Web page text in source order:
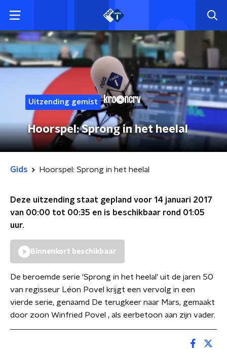
Uitzending gemist
Hoorspel: Sprong in het heelal
Gids Hoorspel: Sprong in het heelal
Deze uitzending staat gepland voor 14 januari 2017
van 00:00 tot 00:35 en is beschikbaar rond 01:05
uur.
Binnenkort beschikbaar
De beroemde serie 'Sprong in het heelal' uit de jaren 50
van regisseur Léon Povel krijgt een vervolg in een
vierde serie, genaamd De terugkeer naar Mars, gemaakt
door zoon Winfried Povel , als eerbetoon aan zijn vader.